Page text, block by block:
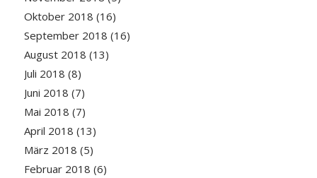
Oktober 2018 (16)
September 2018 (16)
August 2018 (13)
Juli 2018 (8)
Juni 2018 (7)
Mai 2018 (7)
April 2018 (13)
März 2018 (5)
Februar 2018 (6)